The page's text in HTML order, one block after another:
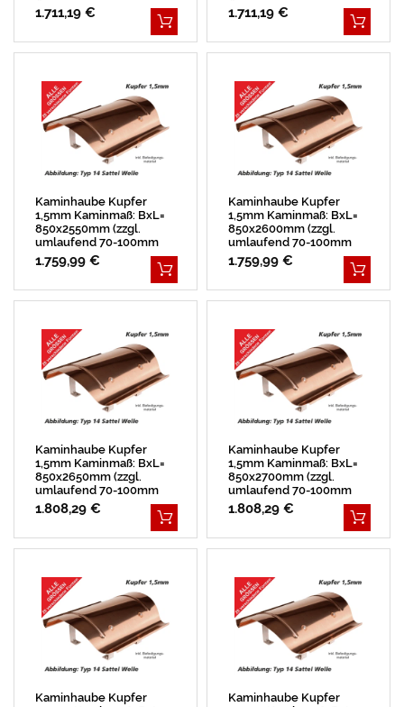
Überstand)
1.711,19 €
Überstand)
1.711,19 €
Kaminhaube Kupfer
1,5mm Kaminmaß: BxL=
850x2550mm (zzgl.
umlaufend 70-100mm
Überstand)
1.759,99 €
Kaminhaube Kupfer
1,5mm Kaminmaß: BxL=
850x2600mm (zzgl.
umlaufend 70-100mm
Überstand)
1.759,99 €
Kaminhaube Kupfer
1,5mm Kaminmaß: BxL=
850x2650mm (zzgl.
umlaufend 70-100mm
Überstand)
1.808,29 €
Kaminhaube Kupfer
1,5mm Kaminmaß: BxL=
850x2700mm (zzgl.
umlaufend 70-100mm
Überstand)
1.808,29 €
Kaminhaube Kupfer
Kaminhaube Kupfer